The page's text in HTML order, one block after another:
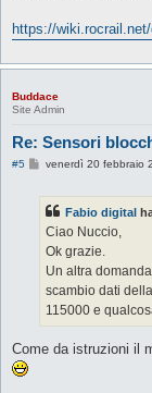
g
g
o
https://
Buddace
Site Admin
Re: Sensori
#5
M
a
g
o
venerdì 20 febbraio
Fabio digital
Ciao Nuccio,
Ok grazie.
Un altra
scambio dati
115000 e
Come da istruzioni il